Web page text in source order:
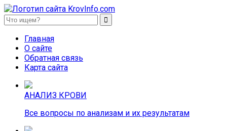
KrovInfo.com
Медицинский сайт о кровеносной системе.
Главная
О сайте
Обратная связь
Карта сайта
АНАЛИЗ КРОВИ
Все вопросы по анализам и их результатам